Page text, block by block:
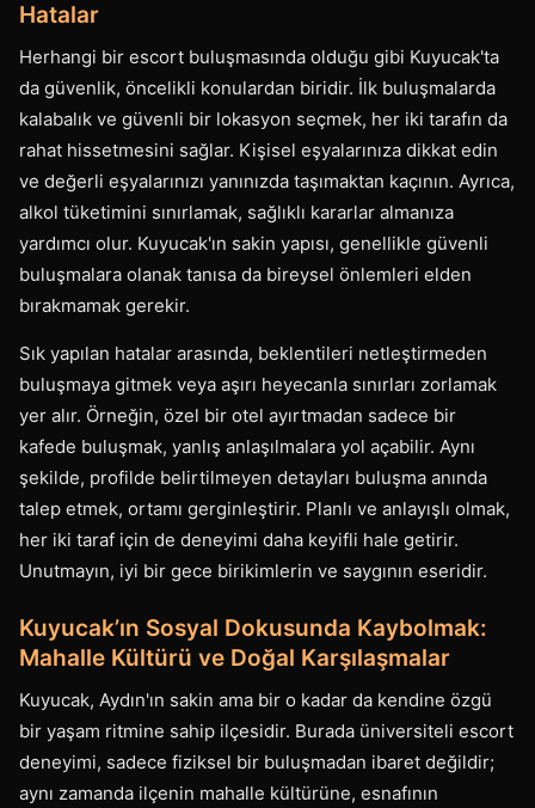
Hatalar
Herhangi bir escort buluşmasında olduğu gibi Kuyucak'ta
da güvenlik, öncelikli konulardan biridir. İlk buluşmalarda
kalabalık ve güvenli bir lokasyon seçmek, her iki tarafın da
rahat hissetmesini sağlar. Kişisel eşyalarınıza dikkat edin
ve değerli eşyalarınızı yanınızda taşımaktan kaçının. Ayrıca,
alkol tüketimini sınırlamak, sağlıklı kararlar almanıza
yardımcı olur. Kuyucak'ın sakin yapısı, genellikle güvenli
buluşmalara olanak tanısa da bireysel önlemleri elden
bırakmamak gerekir.
Sık yapılan hatalar arasında, beklentileri netleştirmeden
buluşmaya gitmek veya aşırı heyecanla sınırları zorlamak
yer alır. Örneğin, özel bir otel ayırtmadan sadece bir
kafede buluşmak, yanlış anlaşılmalara yol açabilir. Aynı
şekilde, profilde belirtilmeyen detayları buluşma anında
talep etmek, ortamı gerginleştirir. Planlı ve anlayışlı olmak,
her iki taraf için de deneyimi daha keyifli hale getirir.
Unutmayın, iyi bir gece birikimlerin ve saygının eseridir.
Kuyucak’ın Sosyal Dokusunda Kaybolmak:
Mahalle Kültürü ve Doğal Karşılaşmalar
Kuyucak, Aydın'ın sakin ama bir o kadar da kendine özgü
bir yaşam ritmine sahip ilçesidir. Burada üniversiteli escort
deneyimi, sadece fiziksel bir buluşmadan ibaret değildir;
aynı zamanda ilçenin mahalle kültürüne, esnafının